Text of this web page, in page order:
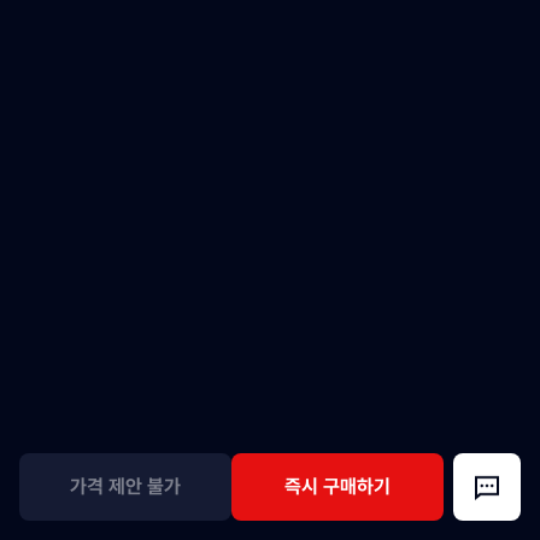
가격 제안 불가 즉시 구매하기